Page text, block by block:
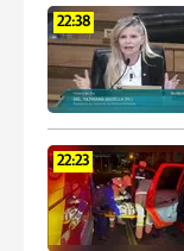
22:38
22:23